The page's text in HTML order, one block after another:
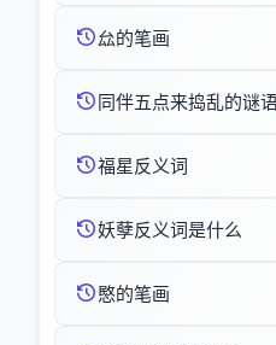
厽的笔画
同伴五点来捣乱的谜
福星反义词
妖孽反义词是什么
愍的笔画